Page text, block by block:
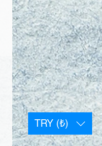
TRY (₺)